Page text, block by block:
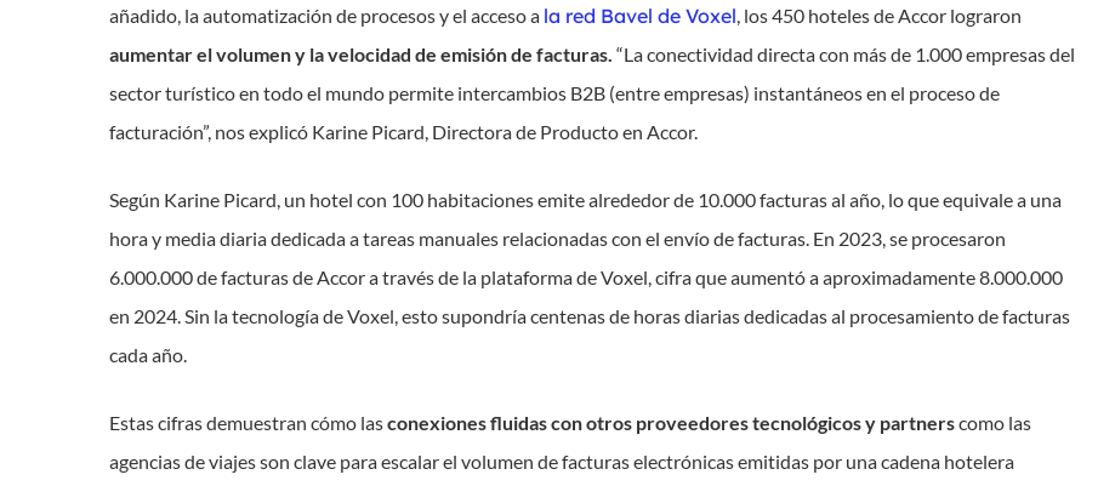
añadido, la automatización de procesos y el acceso a la red Bavel de Voxel, los 450 hoteles de Accor lograron
aumentar el volumen y la velocidad de emisión de facturas. “La conectividad directa con más de 1.000 empresas del
sector turístico en todo el mundo permite intercambios B2B (entre empresas) instantáneos en el proceso de
facturación”, nos explicó Karine Picard, Directora de Producto en Accor.
Según Karine Picard, un hotel con 100 habitaciones emite alrededor de 10.000 facturas al año, lo que equivale a una
hora y media diaria dedicada a tareas manuales relacionadas con el envío de facturas. En 2023, se procesaron
6.000.000 de facturas de Accor a través de la plataforma de Voxel, cifra que aumentó a aproximadamente 8.000.000
en 2024. Sin la tecnología de Voxel, esto supondría centenas de horas diarias dedicadas al procesamiento de facturas
cada año.
Estas cifras demuestran cómo lasconexiones fluidas con otros proveedores tecnológicos y partnerscomo las
agencias de viajes son clave para escalar el volumen de facturas electrónicas emitidas por una cadena hotelera